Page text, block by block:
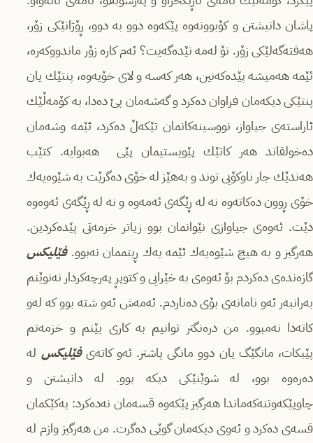
پاشان دانیشتن و كۆبوونەوە پێكەوە دوو بە دوو، ڕۆژانێكی زۆر،
هەفتەگەلێكی زۆر. تۆ لەمە تێدەگەیت؟ ئەم كارە زۆر ماندووكەرە،
ئێمە هەمیشە پێدەكەنین، هەر كەسە و لای خۆیەوە، پنتێك یان
پنتێكی دیكەمان فراوان دەكرد و گەشەمان پێ دەدا، بە كۆمەڵێك
ئاراستەی جیاواز، نووسینەكانمان تێكەڵ دەكرد، ئێمە وشەمان
دەخولقاند هەر كاتێك پێویستیمان پێی هەبوایە. كتێب
هەندێك جار ناوكۆیی توند و بەهێز لە خۆی دەگرێت بە شێوەیەك
خۆی ڕوون دەكاتەوە نە لە ڕێگەی ئەمەوە و نە لە ڕێگەی ئەوەوە
دێت. ئەوەی جیاوازی نێوانمان بوو زیاتر خزمەتی پێدەكردین.
هەرگیز و بە هیچ شێوەیەك ئێمە یەك ڕیتممان نەبوو.فێلیكس
گازەندەی دەكردم بۆ ئەوەی بە خێرایی و كتوپڕ پەرچەكردار نەنوێنم
بەرانبەر ئەو نامانەی بۆی دەناردم. ئەمەش ئەو شتە بوو كە لەو
كاتەدا نەمبوو. من درەنگتر توانیم بە كاری بێنم و خزمەتم
پێبكات، مانگێگ یان دوو مانگی پاشتر. ئەو كاتەیفێلیكس لە
دەرەوە بوو، لە شوێنێكی دیكە بوو. لە دانیشتن و
چاوپێكەوتنەكەماندا هەرگیز پێكەوە قسەمان نەدەكرد: یەكێكمان
قسەی دەكرد و ئەوی دیكەمان گوێی دەگرت. من هەرگیز وازم لە